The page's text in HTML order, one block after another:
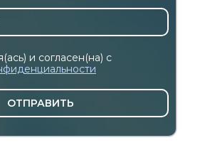
и согласен(на) с
ОТПРАВИТЬ